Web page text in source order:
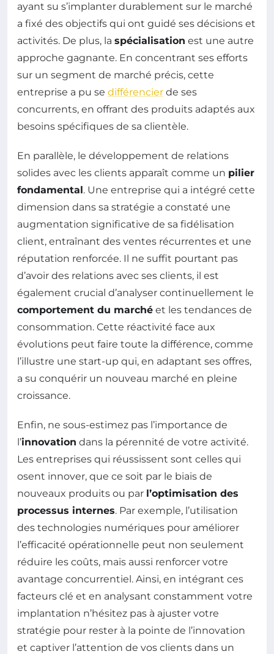
ayant su s’implanter durablement sur le marché
a fixé des objectifs qui ont guidé ses décisions et
activités. De plus, la spécialisation est une autre
approche gagnante. En concentrant ses efforts
sur un segment de marché précis, cette
entreprise a pu se différencier de ses
concurrents, en offrant des produits adaptés aux
besoins spécifiques de sa clientèle.
En parallèle, le développement de relations
solides avec les clients apparaît comme un pilier
fondamental. Une entreprise qui a intégré cette
dimension dans sa stratégie a constaté une
augmentation significative de sa fidélisation
client, entraînant des ventes récurrentes et une
réputation renforcée. Il ne suffit pourtant pas
d’avoir des relations avec ses clients, il est
également crucial d’analyser continuellement le
comportement du marché et les tendances de
consommation. Cette réactivité face aux
évolutions peut faire toute la différence, comme
l’illustre une start-up qui, en adaptant ses offres,
a su conquérir un nouveau marché en pleine
croissance.
Enfin, ne sous-estimez pas l’importance de
l’innovation dans la pérennité de votre activité.
Les entreprises qui réussissent sont celles qui
osent innover, que ce soit par le biais de
nouveaux produits ou par l’optimisation des
processus internes. Par exemple, l’utilisation
des technologies numériques pour améliorer
l’efficacité opérationnelle peut non seulement
réduire les coûts, mais aussi renforcer votre
avantage concurrentiel. Ainsi, en intégrant ces
facteurs clé et en analysant constamment votre
implantation n’hésitez pas à ajuster votre
stratégie pour rester à la pointe de l’innovation
et captiver l’attention de vos clients dans un